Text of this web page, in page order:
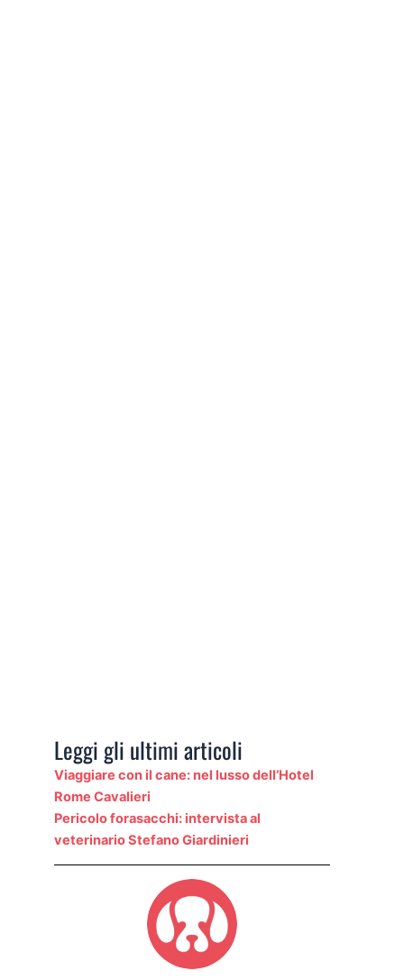
Leggi gli ultimi articoli
Viaggiare con il cane: nel lusso dell’Hotel
Rome Cavalieri
Pericolo forasacchi: intervista al
veterinario Stefano Giardinieri